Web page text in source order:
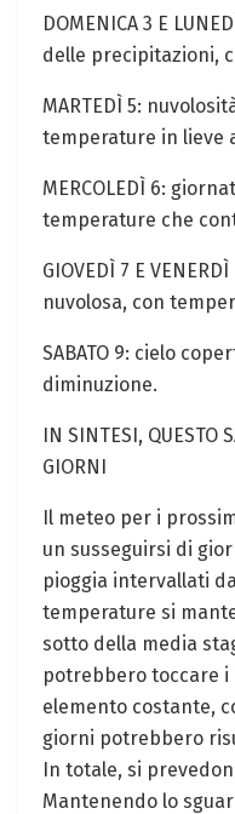
DOMENICA 3 E
delle precipitazioni,
MARTEDÌ 5:
temperature​ in lieve
MERCOLEDÌ ⁢6:
temperature che
GIOVEDÌ 7 E
nuvolosa, con
SABATO 9: cielo
diminuzione.
IN SINTESI, QUESTO
GIORNI
Il meteo per i
un susseguirsi di
pioggia intervallati
‍temperature si
sotto della media
potrebbero ‍toccare⁣ i
elemento ​costante,
giorni potrebbero
In ​totale, si
Mantenendo ⁢lo⁤